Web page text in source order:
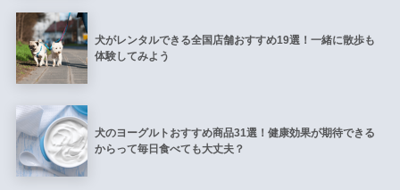
犬がレンタルできる全国店舗おすすめ19選！一緒に散歩も
体験してみよう
犬のヨーグルトおすすめ商品31選！健康効果が期待できる
からって毎日食べても大丈夫？